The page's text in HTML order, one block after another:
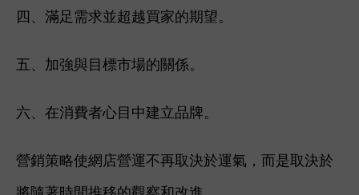
四、滿足需求並超越買家的期望。
五、加強與目標市場的關係。
六、在消費者心目中建立品牌。
營銷策略使網店營運不再取決於運氣，而是取決於